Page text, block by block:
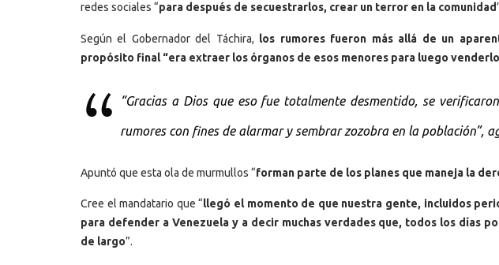
redes sociales “para después de secuestrarlos, crear un terror en la comunidad
Según el Gobernador del Táchira, los rumores fueron más allá de un
propósito final “era extraer los órganos de esos menores para luego
“Gracias a Dios que eso fue totalmente desmentido, se
rumores con fines de alarmar y sembrar zozobra en la población”,
Apuntó que esta ola de murmullos “forman parte de los planes que maneja la
Cree el mandatario que “llegó el momento de que nuestra gente, incluidos
para defender a Venezuela y a decir muchas verdades que, todos los días
de largo”.